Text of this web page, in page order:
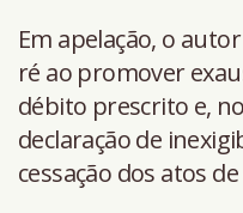
Em apelação, o
ré ao promover
débito prescrito e,
declaração de
cessação dos atos